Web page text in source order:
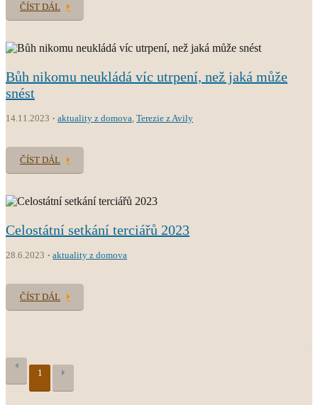
ČÍST DÁL
Bůh nikomu neukládá víc utrpení, než jaká může
snést
14.11.2023 aktuality z domova Terezie z Avily
ČÍST DÁL
Celostátní setkání terciářů 2023
28.6.2023 aktuality z domova
ČÍST DÁL
1